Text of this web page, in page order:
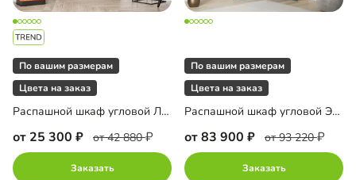
По вашим размерам
Цвета на заказ
Распашной шкаф угловой Лорэна-900
от 25 300 от 42 880
Заказать
По вашим размерам
Цвета на заказ
Распашной шкаф угловой Элавия-2-400 Премиум с антресолью
от 83 900 от 93 220
Заказать